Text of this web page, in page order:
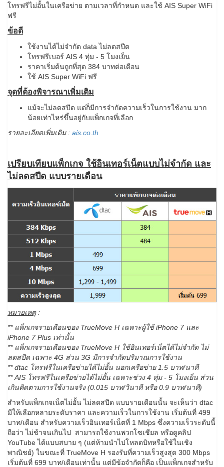
โทรฟรีไม่อั้นในเครือข่าย ตามเวลาที่กำหนด และใช้ AIS Super WiFi
ฟรี
ข้อดี
ใช้งานได้ไม่จำกัด data ไม่ลดสปีด
โทรฟรีเบอร์ AIS 4 ทุ่ม - 5 โมงเย็น
ราคาเริ่มต้นถูกที่สุด 384 บาทต่อเดือน
ใช้ AIS Super WiFi ฟรี
จุดที่ต้องพิจารณาเพิ่มเติม
แม้จะไม่ลดสปีด แต่ก็มีการจำกัดความเร็วในการใช้งาน มาก
น้อยเท่าไหร่ขึ้นอยู่กับแพ็กเกจที่เลือก
รายละเอียดเพิ่มเติม : ais.co.th
เปรียบเทียบแพ็กเกจ ใช้อินเทอร์เน็ตแบบไม่จำกัด และ
ไม่ลดสปีด แบบรายเดือน
หมายเหตุ:
** แพ็กเกจรายเดือนของ TrueMove H เฉพาะผู้ใช้ iPhone 7 และ
iPhone 7 Plus เท่านั้น
** แพ็กเกจรายเดือนของ TrueMove H ใช้อินเทอร์เน็ตได้ไม่จำกัด ไม่
ลดสปีด เฉพาะ 4G ส่วน 3G มีการจำกัดปริมาณการใช้งาน
** dtac โทรฟรีในเครือข่ายได้ไม่อั้น นอกเครือข่าย 1.5 บาท/นาที
** AIS โทรฟรีในเครือข่ายได้ไม่อั้น เฉพาะช่วง 4 ทุ่ม - 5 โมงเย็น ส่วน
เกินคิดตามการใช้งานจริง (0.015 บาท/วินาที หรือ 0.9 บาท/นาที)
สำหรับแพ็กเกจเน็ตไม่อั้น ไม่ลดสปีด แบบรายเดือนนั้น จะเห็นว่า dtac
มีให้เลือกหลายระดับราคา และความเร็วในการใช้งาน เริ่มต้นที่ 499
บาท/เดือน สำหรับความเร็วอินเทอร์เน็ตที่ 1 Mbps ซึ่งความเร็วระดับนี้
ถือว่า ไม่ช้าจนเกินไป สามารถใช้งานพวกโซเชียล หรือดูคลิป
YouTube ได้แบบสบาย ๆ (แต่ห้ามนำไปโหลดบิทหรือใช้ในเชิง
พาณิชย์) ในขณะที่ TrueMove H รองรับที่ความเร็วสูงสุด 300 Mbps
เริ่มต้นที่ 699 บาท/เดือนเท่านั้น แต่มีข้อจำกัดก็คือ เป็นแพ็กเกจสำหรับ